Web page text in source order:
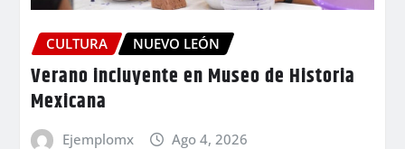
CULTURA NUEVO LEÓN
Verano incluyente en Museo de Historia
Mexicana
Ejemplomx Ago 4, 2026